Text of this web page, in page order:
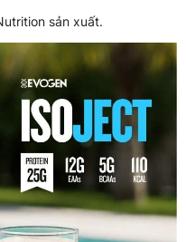
sản xuất.